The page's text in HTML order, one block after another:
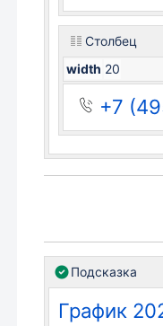
Столбец
width 20
+7
Подсказка
График